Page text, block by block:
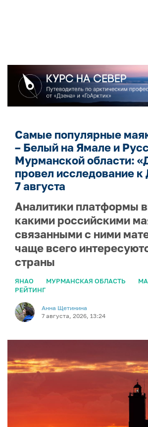
Самые популярные
– Белый на Ямале и
Мурманской области:
провел исследование
7 августа
Аналитики платформы
какими российскими
связанными с ними
чаще всего
страны
ЯНАО МУРМАНСКАЯ ОБЛАСТЬ
РЕЙТИНГ
Анна Щетинина
7 августа, 2026, 13:24